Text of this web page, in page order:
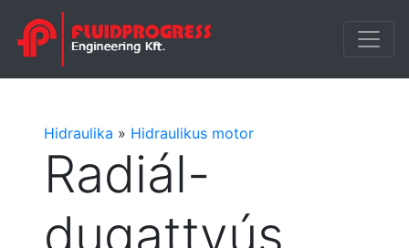
Hidraulika » Hidraulikus motor
Radiál-
dugattyús